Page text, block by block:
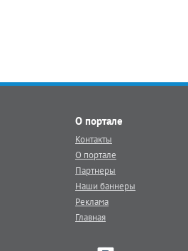
О портале
Контакты
О портале
Партнеры
Наши баннеры
Реклама
Главная